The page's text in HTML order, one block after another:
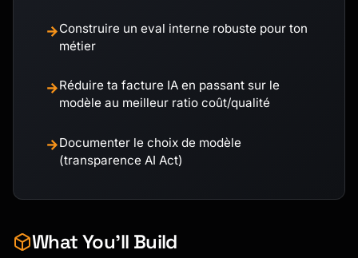
→Construire un eval interne robuste pour ton
métier
→Réduire ta facture IA en passant sur le
modèle au meilleur ratio coût/qualité
→Documenter le choix de modèle
(transparence AI Act)
What You'll Build